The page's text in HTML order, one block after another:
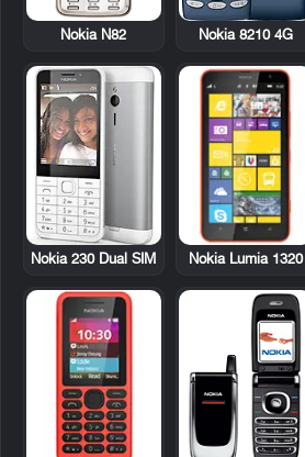
Nokia 8210 4G
Nokia N82
Nokia Lumia 1320
Nokia 230 Dual SIM